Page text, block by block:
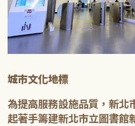
城市文化地標
為提高服務設施品質，新北
起著手籌建新北市立圖書館